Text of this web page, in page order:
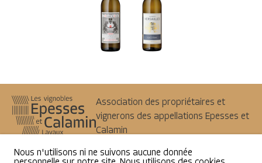
Association des propriétaires et
vignerons des appellations Epesses et
Calamin
info@epesses-calamin.ch
Nous n'utilisons ni ne suivons aucune donnée